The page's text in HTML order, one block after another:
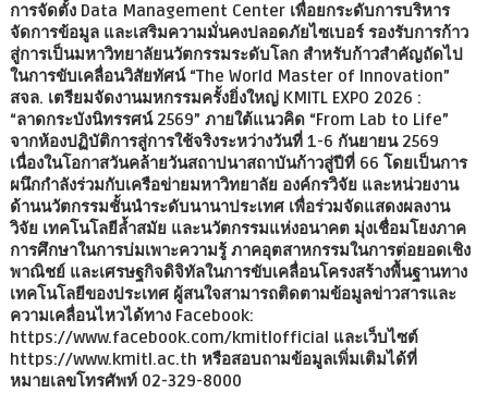
การจัดตั้ง Data Management Center เพื่อยกระดับการบริหาร
จัดการข้อมูล และเสริมความมั่นคงปลอดภัยไซเบอร์ รองรับการก้าว
สู่การเป็นมหาวิทยาลัยนวัตกรรมระดับโลก สำหรับก้าวสำคัญถัดไป
ในการขับเคลื่อนวิสัยทัศน์ “The World Master of Innovation”
สจล. เตรียมจัดงานมหกรรมครั้งยิ่งใหญ่ KMITL EXPO 2026 :
“ลาดกระบังนิทรรศน์ 2569” ภายใต้แนวคิด “From Lab to Life”
จากห้องปฏิบัติการสู่การใช้จริงระหว่างวันที่ 1-6 กันยายน 2569
เนื่องในโอกาสวันคล้ายวันสถาปนาสถาบันก้าวสู่ปีที่ 66 โดยเป็นการ
ผนึกกำลังร่วมกับเครือข่ายมหาวิทยาลัย องค์กรวิจัย และหน่วยงาน
ด้านนวัตกรรมชั้นนำระดับนานาประเทศ เพื่อร่วมจัดแสดงผลงาน
วิจัย เทคโนโลยีล้ำสมัย และนวัตกรรมแห่งอนาคต มุ่งเชื่อมโยงภาค
การศึกษาในการบ่มเพาะความรู้ ภาคอุตสาหกรรมในการต่อยอดเชิง
พาณิชย์ และเศรษฐกิจดิจิทัลในการขับเคลื่อนโครงสร้างพื้นฐานทาง
เทคโนโลยีของประเทศ ผู้สนใจสามารถติดตามข้อมูลข่าวสารและ
ความเคลื่อนไหวได้ทาง Facebook:
https://www.facebook.com/kmitlofficial และเว็บไซต์
https://www.kmitl.ac.th หรือสอบถามข้อมูลเพิ่มเติมได้ที่
หมายเลขโทรศัพท์ 02-329-8000